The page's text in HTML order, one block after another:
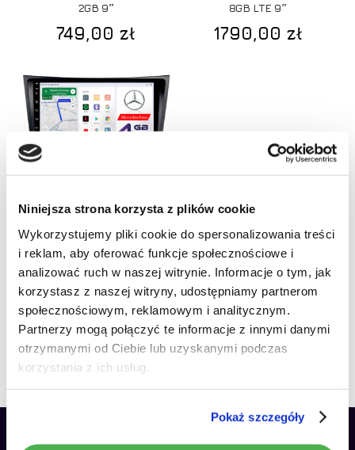
Niniejsza strona korzysta z plików cookie
Wykorzystujemy pliki cookie do spersonalizowania treści
i reklam, aby oferować funkcje społecznościowe i
analizować ruch w naszej witrynie. Informacje o tym, jak
korzystasz z naszej witryny, udostępniamy partnerom
społecznościowym, reklamowym i analitycznym.
Partnerzy mogą połączyć te informacje z innymi danymi
otrzymanymi od Ciebie lub uzyskanymi podczas
korzystania z ich usług.
Pokaż szczegóły
Brak produktów w koszyku.
Idź do sklepu
2GB 9″
749,00zł
8GB LTE 9″
1790,00zł
RATY 0%
Radio Nawigacja NCS D9
Mercedes-Benz E-Klasa
W211 2002-2009 Android
4GB LTE 9″
1190,00zł